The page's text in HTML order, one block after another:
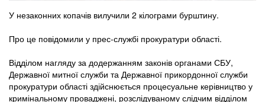
У незаконних копачів вилучили 2 кілограми бурштину.
Про це повідомили у прес-службі прокуратури області.
Відділом нагляду за додержанням законів органами СБУ,
Державної митної служби та Державної прикордонної служби
прокуратури області здійснюється процесуальне керівництво у
кримінальному проваджені, розслідуваному слідчим відділом